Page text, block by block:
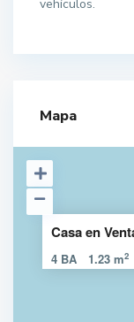
vehículos.
Mapa
Casa en
4 BA 1.23 m2